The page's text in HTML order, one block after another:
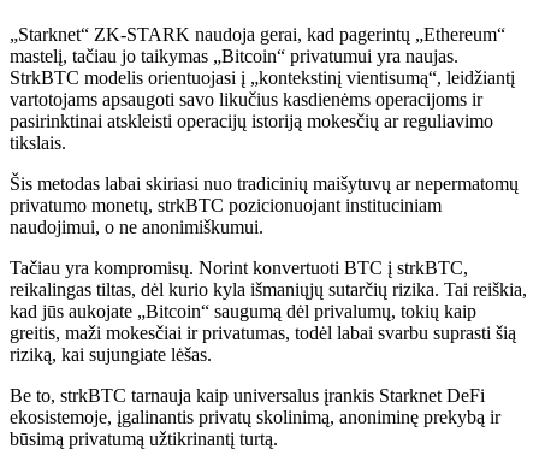
„Starknet“ ZK-STARK naudoja gerai, kad pagerintų „Ethereum“
mastelį, tačiau jo taikymas „Bitcoin“ privatumui yra naujas.
StrkBTC modelis orientuojasi į „kontekstinį vientisumą“, leidžiantį
vartotojams apsaugoti savo likučius kasdienėms operacijoms ir
pasirinktinai atskleisti operacijų istoriją mokesčių ar reguliavimo
tikslais.
Šis metodas labai skiriasi nuo tradicinių maišytuvų ar nepermatomų
privatumo monetų, strkBTC pozicionuojant instituciniam
naudojimui, o ne anonimiškumui.
Tačiau yra kompromisų. Norint konvertuoti BTC į strkBTC,
reikalingas tiltas, dėl kurio kyla išmaniųjų sutarčių rizika. Tai reiškia,
kad jūs aukojate „Bitcoin“ saugumą dėl privalumų, tokių kaip
greitis, maži mokesčiai ir privatumas, todėl labai svarbu suprasti šią
riziką, kai sujungiate lėšas.
Be to, strkBTC tarnauja kaip universalus įrankis Starknet DeFi
ekosistemoje, įgalinantis privatų skolinimą, anoniminę prekybą ir
būsimą privatumą užtikrinantį turtą.